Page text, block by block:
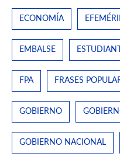
ECONOMÍA
EMBALSE
FPA FRASES
GOBIERNO
GOBIERNO NACIONAL